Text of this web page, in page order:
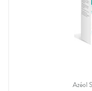
Azéol